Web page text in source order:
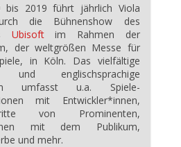
bis 2019 führt jährlich Viola
die Bühnenshow des
Ubisoftim Rahmen der
der weltgrößen Messe für
in Köln. Das vielfältige
und englischsprachige
umfasst u.a. Spiele-
mit Entwickler*innen,
von Prominenten,
mit dem Publikum,
und mehr.